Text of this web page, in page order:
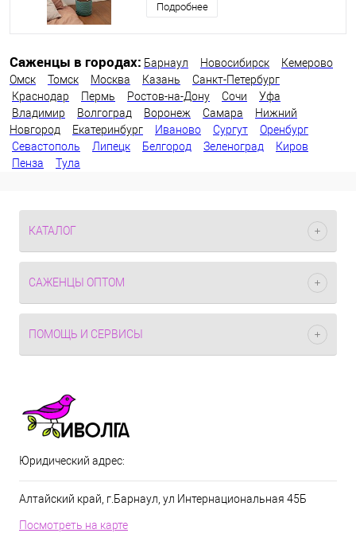
Подробнее
Саженцы в городах: Барнаул Новосибирск
Кемерово
Омск
Томск Москва Казань
Санкт-Петербург
Краснодар
Пермь Ростов-на-Дону Сочи
Уфа
Владимир
Волгоград Воронеж Самара
Нижний
Новгород
Екатеринбург Иваново Сургут
Оренбург
Севастополь
Липецк Белгород Зеленоград
Киров
Пенза
Тула
КАТАЛОГ
САЖЕНЦЫ ОПТОМ
ПОМОЩЬ И СЕРВИСЫ
Юридический адрес:
Алтайский край, г.Барнаул, ул Интернациональная 45Б
Посмотреть на карте